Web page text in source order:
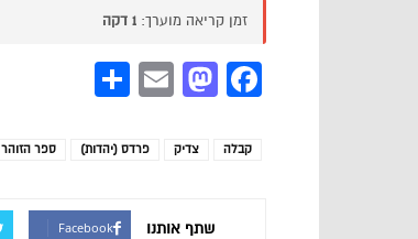
זמן קריאה מוערך: 1 דקה
Facebook
Mastodon
Email
ספר הזוהר פרדס (יהדות) צדיק קבלה
שתף אותנו Facebook